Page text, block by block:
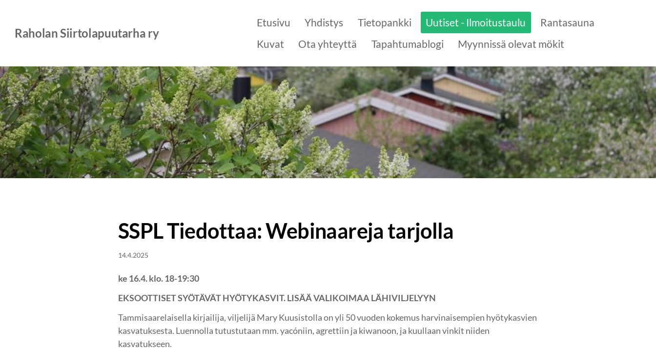
sisältöön
Raholan Siirtolapuutarha ry
Etusivu Yhdistys Tietopankki Uutiset - Ilmoitustaulu
Rantasauna
Kuvat
Ota yhteyttä Tapahtumablogi Myynnissä olevat mökit
SSPL Tiedottaa: Webinaareja tarjolla
14.4.2025
ke 16.4. klo. 18-19:30
EKSOOTTISET SYÖTÄVÄT HYÖTYKASVIT. LISÄÄ VALIKOIMAA LÄHIVILJELYYN
Tammisaarelaisella kirjailija, viljelijä Mary Kuusistolla on yli 50 vuoden kokemus harvinaisempien hyötykasvien
kasvatuksesta. Luennolla tutustutaan mm. yacóniin, agrettiin ja kiwanoon, ja kuullaan vinkit niiden
kasvatukseen.